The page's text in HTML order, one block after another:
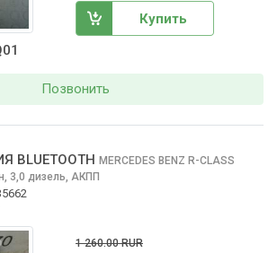
Купить
Позвонить
BLUETOOTH
MERCEDES BENZ R-CLASS
3,0 дизель, АКПП
1 260.00 RUR